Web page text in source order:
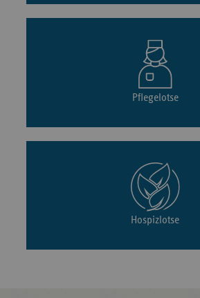
Pflegelotse
Hospizlotse